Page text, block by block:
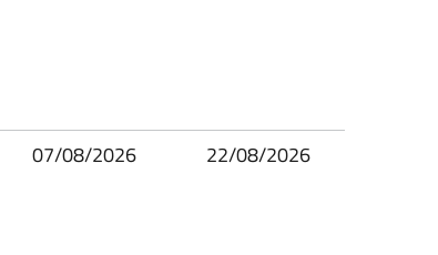
07/08/2026 22/08/2026